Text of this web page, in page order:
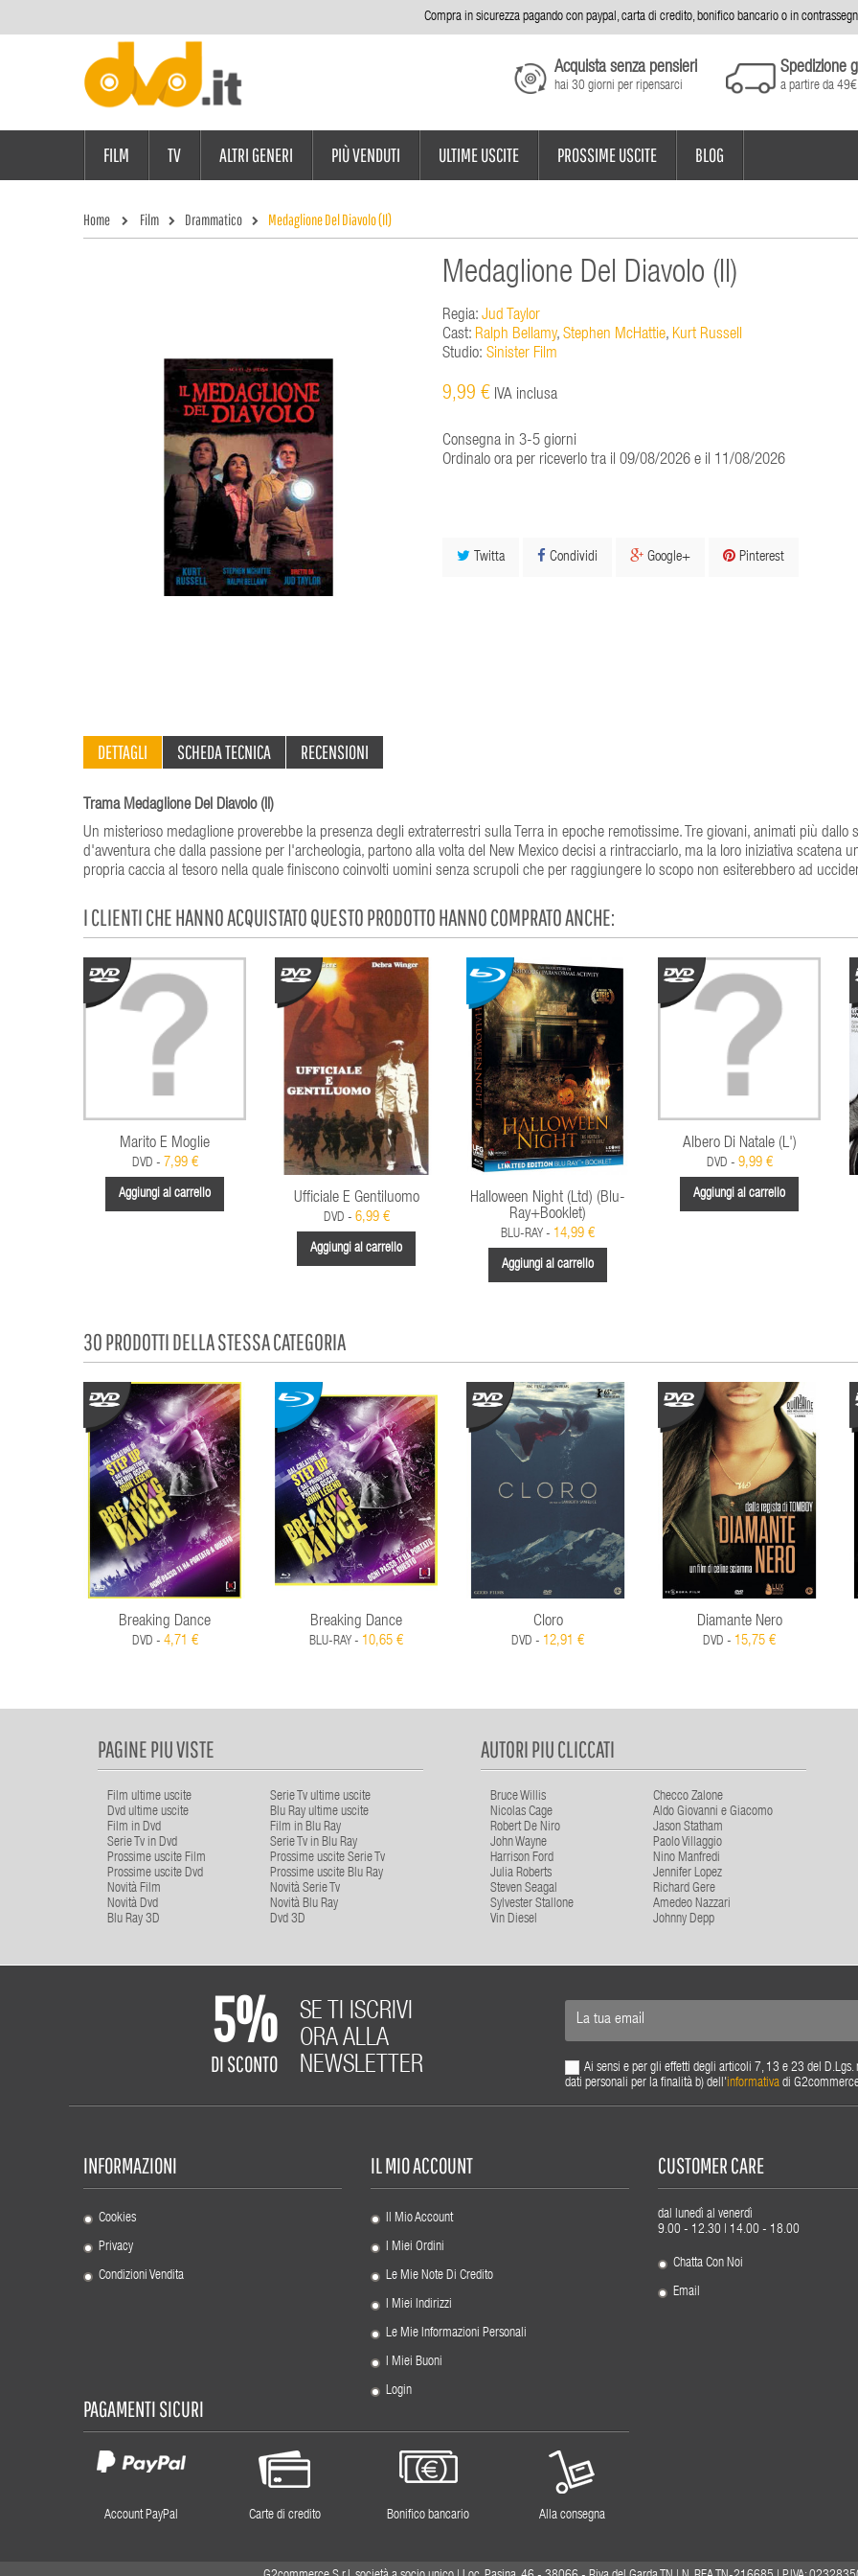
Compra in sicurezza pagando con paypal, carta di credito, bonifico bancario o in
Acquista senza pensieri
hai 30 giorni per ripensarci
Spedizione
a partire da 49€
FILM TV ALTRI GENERI PIÙ VENDUTI ULTIME USCITE PROSSIME USCITE BLOG
Home Film Drammatico Medaglione Del Diavolo (Il)
Medaglione Del Diavolo (Il)
Regia: Jud Taylor
Cast: Ralph Bellamy, Stephen McHattie, Kurt Russell
Studio: Sinister Film
9,99 € IVA inclusa
Consegna in 3-5 giorni
Ordinalo ora per riceverlo tra il 09/08/2026 e il 11/08/2026
Twitta Condividi Google+ Pinterest
DETTAGLI SCHEDA TECNICA RECENSIONI
Trama Medaglione Del Diavolo (Il)
Un misterioso medaglione proverebbe la presenza degli extraterrestri sulla Terra in epoche remotissime. Tre giovani, animati più dallo
d'avventura che dalla passione per l'archeologia, partono alla volta del New Mexico decisi a rintracciarlo, ma la loro iniziativa scatena
propria caccia al tesoro nella quale finiscono coinvolti uomini senza scrupoli che per raggiungere lo scopo non esiterebbero ad
I CLIENTI CHE HANNO ACQUISTATO QUESTO PRODOTTO HANNO COMPRATO ANCHE:
Marito E Moglie
DVD - 7,99 €
Aggiungi al carrello Ufficiale E Gentiluomo
DVD - 6,99 €
Aggiungi al carrello
Halloween Night (Ltd) (Blu-
Ray+Booklet)
BLU-RAY - 14,99 €
Aggiungi al carrello
Albero Di Natale (L')
DVD - 9,99 €
Aggiungi al carrello
30 PRODOTTI DELLA STESSA CATEGORIA
Breaking Dance
DVD - 4,71 €
Breaking Dance
BLU-RAY - 10,65 €
Cloro
DVD - 12,91 €
Diamante Nero
DVD - 15,75 €
PAGINE PIU VISTE
Film ultime uscite
Serie Tv ultime uscite
Dvd ultime uscite
Blu Ray ultime uscite
Film in Dvd
Film in Blu Ray
Serie Tv in Dvd
Serie Tv in Blu Ray
Prossime uscite Film
Prossime uscite Serie Tv
Prossime uscite Dvd
Prossime uscite Blu Ray
Novità Film
Novità Serie Tv
Novità Dvd
Novità Blu Ray
Blu Ray 3D
Dvd 3D
AUTORI PIU CLICCATI
Bruce Willis
Checco Zalone
Nicolas Cage
Aldo Giovanni e Giacomo
Robert De Niro
Jason Statham
John Wayne
Paolo Villaggio
Harrison Ford
Nino Manfredi
Julia Roberts
Jennifer Lopez
Steven Seagal
Richard Gere
Sylvester Stallone
Amedeo Nazzari
Vin Diesel
Johnny Depp
5%
DI SCONTO
SE TI ISCRIVI
ORA ALLA
NEWSLETTER
Ai sensi e per gli effetti degli articoli 7, 13 e 23 del
dati personali per la finalità b) dell'informativadi
INFORMAZIONI
Cookies
Privacy
Condizioni Vendita
IL MIO ACCOUNT
Il Mio Account
I Miei Ordini
Le Mie Note Di Credito
I Miei Indirizzi
Le Mie Informazioni Personali
I Miei Buoni
Login
CUSTOMER CARE
dal lunedì al venerdì
9.00 - 12.30 | 14.00 - 18.00
Chatta Con Noi
Email
PAGAMENTI SICURI
Account PayPal Carte di credito Bonifico bancario Alla consegna